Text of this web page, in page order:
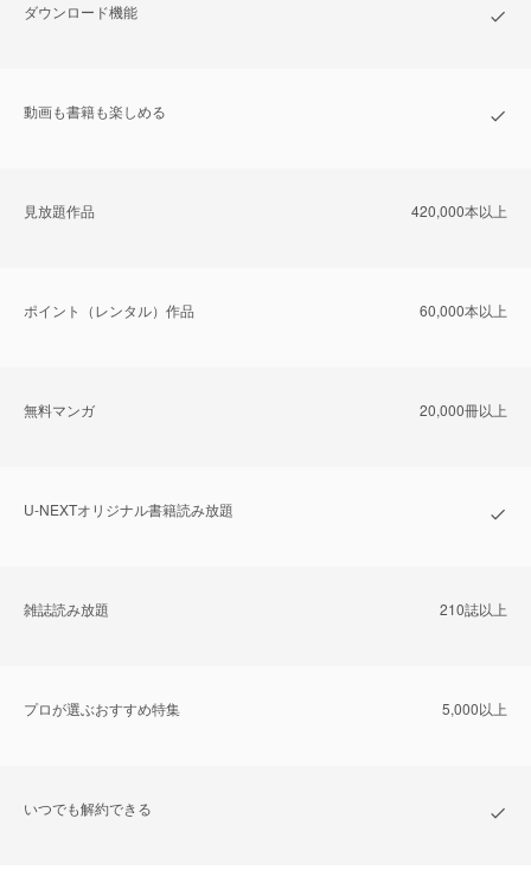
ダウンロード機能
動画も書籍も楽しめる
⾒放題作品 420,000本以上
ポイント（レンタル）作品 60,000本以上
無料マンガ 20,000冊以上
U-NEXTオリジナル書籍読み放題
雑誌読み放題 210誌以上
プロが選ぶおすすめ特集 5,000以上
いつでも解約できる